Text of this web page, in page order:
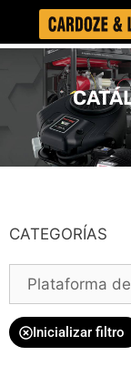
CATEGORÍAS
Inicializar filtro